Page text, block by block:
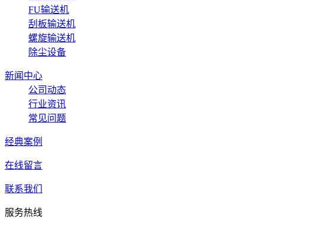
FU输送机
刮板输送机
螺旋输送机
除尘设备
新闻中心
公司动态
行业资讯
常见问题
经典案例
在线留言
联系我们
服务热线